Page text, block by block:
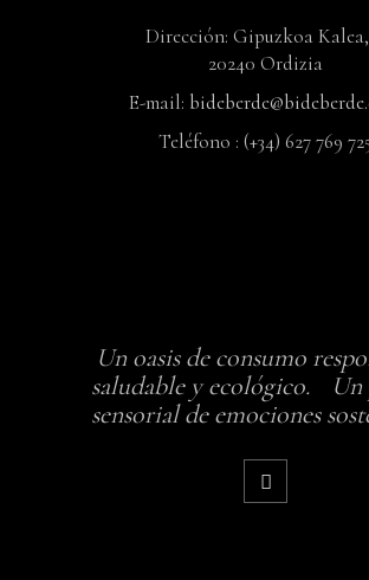
Dirección: Gipuzkoa Kalea,
20240 Ordizia
E-mail:
Teléfono : (+34) 627 769
Un oasis de consumo
saludable y ecológico. Un
sensorial de emociones